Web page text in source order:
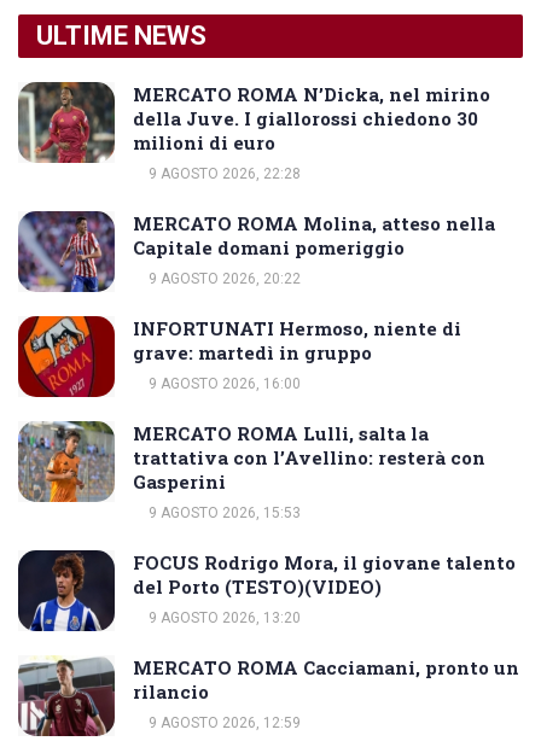
ULTIME NEWS
MERCATO ROMA N’Dicka, nel mirino
della Juve. I giallorossi chiedono 30
milioni di euro
9 AGOSTO 2026, 22:28
MERCATO ROMA Molina, atteso nella
Capitale domani pomeriggio
9 AGOSTO 2026, 20:22
INFORTUNATI Hermoso, niente di
grave: martedì in gruppo
9 AGOSTO 2026, 16:00
MERCATO ROMA Lulli, salta la
trattativa con l’Avellino: resterà con
Gasperini
9 AGOSTO 2026, 15:53
FOCUS Rodrigo Mora, il giovane talento
del Porto (TESTO)(VIDEO)
9 AGOSTO 2026, 13:20
MERCATO ROMA Cacciamani, pronto un
rilancio
9 AGOSTO 2026, 12:59